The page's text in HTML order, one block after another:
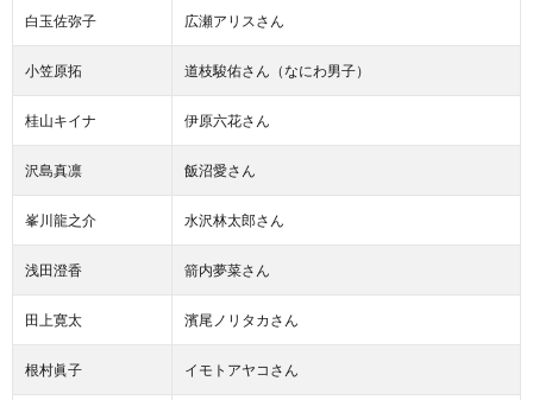
白玉佐弥子 広瀬アリスさん
小笠原拓 道枝駿佑さん（なにわ男子）
桂山キイナ 伊原六花さん
沢島真凛 飯沼愛さん
峯川龍之介 水沢林太郎さん
浅田澄香 箭内夢菜さん
田上寛太 濱尾ノリタカさん
根村眞子 イモトアヤコさん